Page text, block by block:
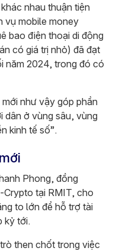
nhau thuận tiện
vụ mobile money
bao điện thoại di động
có giá trị nhỏ) đã đạt
năm 2024, trong đó có
như vậy góp phần
dân ở vùng sâu, vùng
kinh tế số”.
Phong, đồng
tại RMIT, cho
to lớn để hỗ trợ tài
kỷ tới.
then chốt trong việc